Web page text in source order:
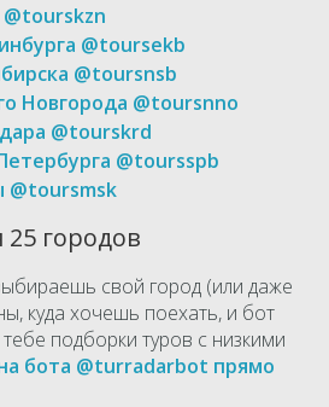
@toursekb
@toursnsb
Новгорода @toursnno
@tourskrd
@toursspb
@toursmsk
городов
свой город (или даже
куда хочешь поехать, и бот
подборки туров с низкими
бота @turradarbot прямо